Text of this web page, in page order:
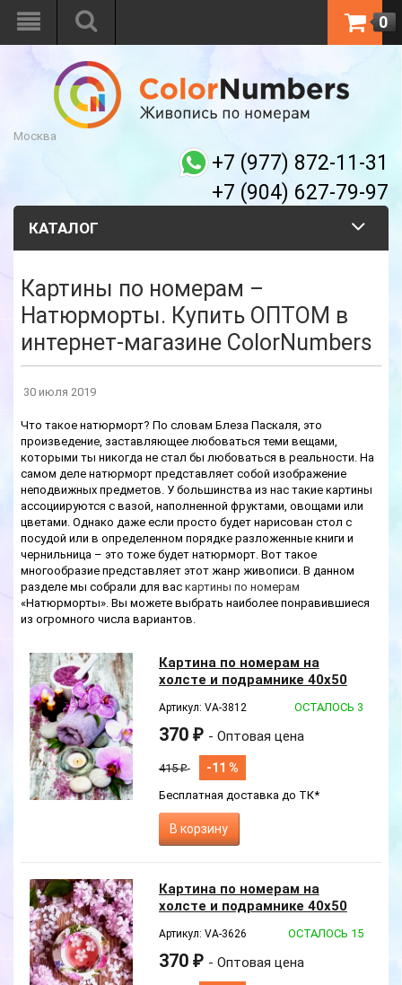
Москва
0
+7 (977) 872-11-31
+7 (904) 627-79-97
КАТАЛОГ
Картины по номерам –
Натюрморты. Купить ОПТОМ в
интернет-магазине ColorNumbers
30 июля 2019
Что такое натюрморт? По словам Блеза Паскаля, это
произведение, заставляющее любоваться теми вещами,
которыми ты никогда не стал бы любоваться в реальности. На
самом деле натюрморт представляет собой изображение
неподвижных предметов. У большинства из нас такие картины
ассоциируются с вазой, наполненной фруктами, овощами или
цветами. Однако даже если просто будет нарисован стол с
посудой или в определенном порядке разложенные книги и
чернильница – это тоже будет натюрморт. Вот такое
многообразие представляет этот жанр живописи. В данном
разделе мы собрали для васкартины по номерам
«Натюрморты». Вы можете выбрать наиболее понравившиеся
из огромного числа вариантов.
Картина по номерам на
холсте и подрамнике 40х50
ОСТАЛОСЬ 3
Артикул: VA-3812
370 ₽ - Оптовая цена
415₽ -11 %
Бесплатная доставка до ТК*
В корзину
Картина по номерам на
холсте и подрамнике 40х50
ОСТАЛОСЬ 15
Артикул: VA-3626
370 ₽ - Оптовая цена